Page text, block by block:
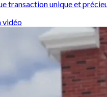
transaction unique et
vidéo